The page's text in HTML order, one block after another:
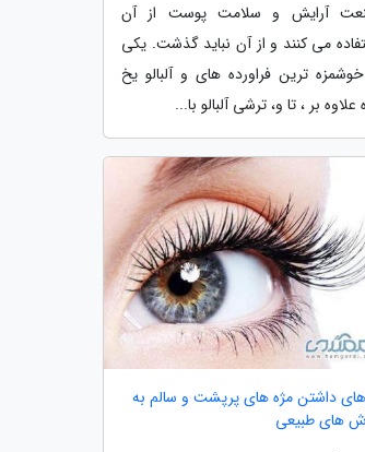
آرایش و سلامت پوست از آن
می کنند و از آن نباید گذشت. یکی
خوشمزه ترین فراورده های و آلبالو یخ
علاوه بر ، تا و، ترشی آلبالو با...
داشتن مژه های پرپشت و سالم به
های طبیعی